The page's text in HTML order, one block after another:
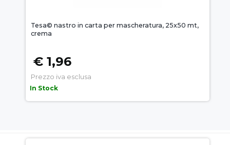
Tesa© nastro in carta per mascheratura, 25x50 mt,
crema
€ 1,96
Prezzo iva esclusa
In Stock